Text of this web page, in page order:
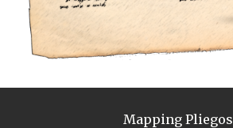
Mapping Pliegos